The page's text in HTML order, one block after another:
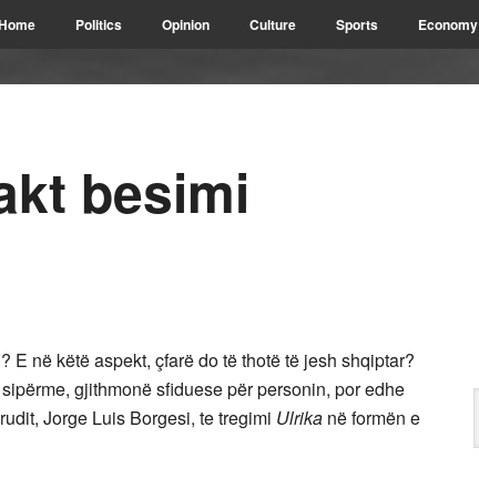
Politics Opinion Culture Sports Economy
besimi
E në këtë aspekt, çfarë do të thotë të jesh shqiptar?
gjithmonë sfiduese për personin, por edhe
Jorge Luis Borgesi, te tregimi Ulrika në formën e